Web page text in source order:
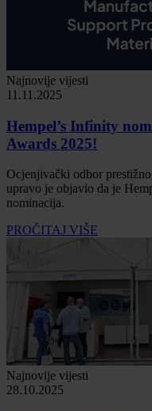
Najnovije vijesti
11.11.2025
Hempel’s Infinity
Awards 2025!
Ocjenjivački odbor
upravo je objavio da je
nominacija.
PROČITAJ VIŠE
Najnovije vijesti
28.10.2025